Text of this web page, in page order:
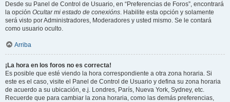
Desde su Panel de Control de Usuario, en “Preferencias de Foros”, encontrará
la opción Ocultar mi estado de conexións. Habilite esta opción y solamente
será visto por Administradores, Moderadores y usted mismo. Se le contará
como usuario oculto.
Arriba
¡La hora en los foros no es correcta!
Es posible que esté viendo la hora correspondiente a otra zona horaria. Si
este es el caso, visite el Panel de Control de Usuario y defina su zona horaria
de acuerdo a su ubicación, e.j. Londres, París, Nueva York, Sydney, etc.
Recuerde que para cambiar la zona horaria, como las demás preferencias,